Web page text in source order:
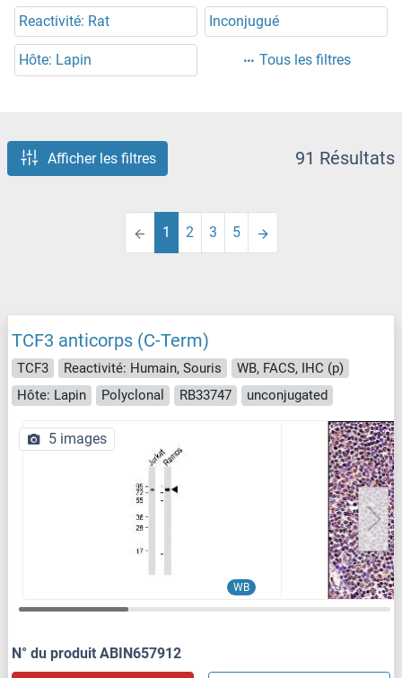
Reactivité: Rat Inconjugué
Hôte: Lapin Tous les filtres
Afficher les filtres 91 Résultats
1 2 3 5
TCF3 anticorps (C-Term)
TCF3 Reactivité: Humain, Souris
WB, FACS, IHC (p)
Hôte: Lapin
Polyclonal RB33747 unconjugated
WB
5 images
N° du produit ABIN657912